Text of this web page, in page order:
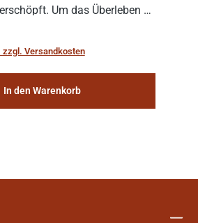
Um das Überleben zu
die sogenannten
gebaut. Auf diesen
Versandkosten
In den Warenkorb